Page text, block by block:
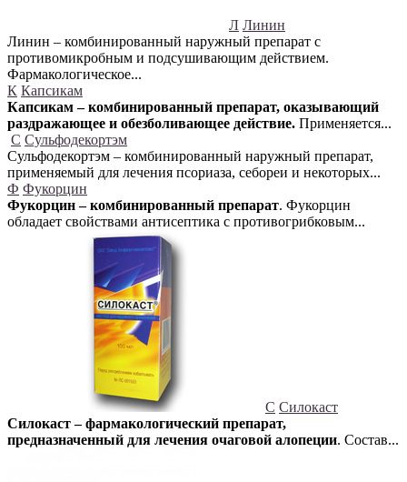
Л Линин
Линин – комбинированный наружный препарат с
противомикробным и подсушивающим действием.
Фармакологическое...
К Капсикам
Капсикам – комбинированный препарат, оказывающий
раздражающее и обезболивающее действие. Применяется...
С Сульфодекортэм
Сульфодекортэм – комбинированный наружный препарат,
применяемый для лечения псориаза, себореи и некоторых...
Ф Фукорцин
Фукорцин – комбинированный препарат. Фукорцин
обладает свойствами антисептика с противогрибковым...
С Силокаст
Силокаст – фармакологический препарат,
предназначенный для лечения очаговой алопеции. Состав...